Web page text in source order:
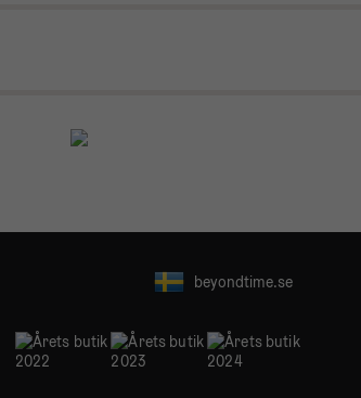
beyondtime.se